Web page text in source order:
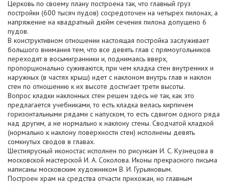
Церковь по своему плану построена так, что главный груз
постройки (600 тысяч пудов) сосредоточен на четырех пилонах, а
напряжение на квадратный дюйм сечения пилона допущено 6
пудов.
В конструктивном отношении настоящая постройка заслуживает
большого внимания тем, что все девять глав с прямоугольников
переходят в восьмигранники и, поднимаясь вверх,
пропорционально суживаются, при чем кладка стен внутренних и
наружных (в частях крыш) идет с наклоном внутрь глав и наклон
стен по отношению к их высоте достигает трети высоты.
Вопрос кладки наклонных стен решен здесь не так, как это
предлагается учебниками, то есть кладка велась кирпичем
горизонтальными рядами с напуском, то есть сдвигом одного ряда
над другим, а не нормально к наклону стены. Сводчатой кладкой
(нормально к наклону поверхности стен) исполнены девять
сомкнутых сводов в главах.
Шестиярусный иконостас исполнен по рисункам И. С. Кузнецова в
московской мастерской И. А. Соколова. Иконы прекрасного письма
написаны московским художником В. И. Гурьяновым.
Построен храм на средства отчасти прихожан, но главным